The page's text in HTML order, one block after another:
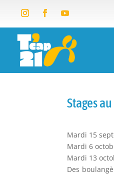
Stages
Mardi 15
Mardi 6
Mardi 13
Des